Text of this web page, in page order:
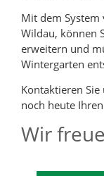
Mit dem System
Wildau, können
erweitern und
Wintergarten
Kontaktieren
noch heute
Wir